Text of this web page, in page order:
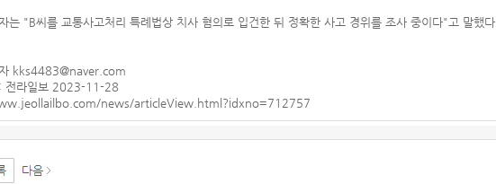
는 "B씨를 교통사고처리 특례법상 치사 혐의로 입건한 뒤 정확한 사고 경위를 조사 중이다"고 말했다.
kks4483@naver.com
전라일보 2023-11-28
news/articleView.html?idxno=712757